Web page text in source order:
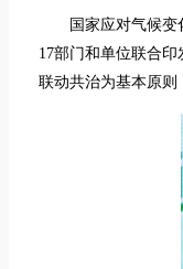
国家应对气候
17部门和单位联合
联动共治为基本原则